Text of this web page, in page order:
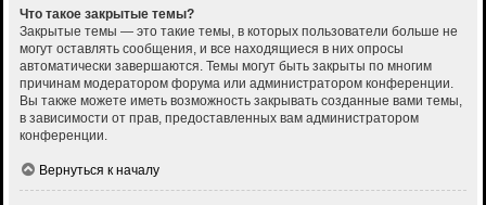
Что такое закрытые темы?
Закрытые темы — это такие темы, в которых пользователи больше не
могут оставлять сообщения, и все находящиеся в них опросы
автоматически завершаются. Темы могут быть закрыты по многим
причинам модератором форума или администратором конференции.
Вы также можете иметь возможность закрывать созданные вами темы,
в зависимости от прав, предоставленных вам администратором
конференции.
Вернуться к началу